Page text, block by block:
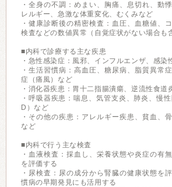
・全身の不調：めまい、胸痛、息切れ、動
レルギー、急激な体重変化、むくみなど
・健康診断後の精密検査：血圧、血糖値、
検査などの数値異常（自覚症状がない場合も
■内科で診療する主な疾患
・急性感染症：風邪、インフルエンザ、感染
・生活習慣病：高血圧、糖尿病、脂質異常
症（痛風）など
・消化器疾患：胃十二指腸潰瘍、逆流性食道
・呼吸器疾患：喘息、気管支炎、肺炎、慢
D）など
・その他の疾患：アレルギー疾患、貧血、
など
■内科で行う主な検査
・血液検査：採血し、栄養状態や炎症の有
を評価する
・尿検査：尿の成分から腎臓の健康状態を
慣病の早期発見にも活用する